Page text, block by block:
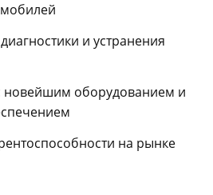
и устранения
новейшим оборудованием и
на рынке